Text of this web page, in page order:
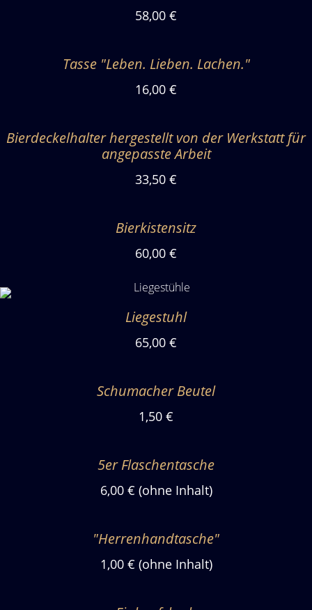
58,00 €
Tasse "Leben. Lieben. Lachen."
16,00 €
Bierdeckelhalter hergestellt von der Werkstatt für
angepasste Arbeit
33,50 €
Bierkistensitz
60,00 €
Liegestuhl
65,00 €
Schumacher Beutel
1,50 €
5er Flaschentasche
6,00 € (ohne Inhalt)
"Herrenhandtasche"
1,00 € (ohne Inhalt)